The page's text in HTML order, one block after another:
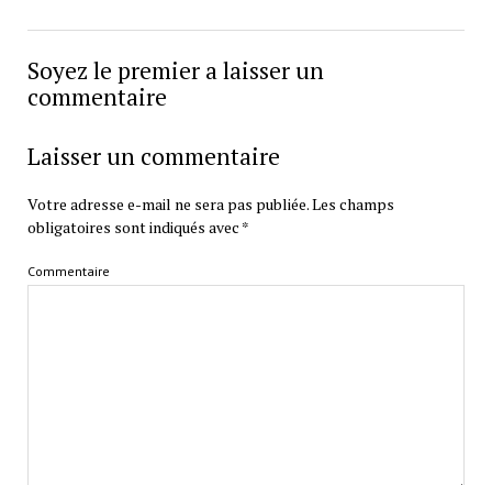
Soyez le premier a laisser un
commentaire
Laisser un commentaire
Votre adresse e-mail ne sera pas publiée.Les champs
obligatoires sont indiqués avec *
Commentaire